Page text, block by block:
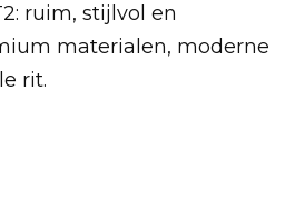
ruim, stijlvol en
materialen, moderne
rit.